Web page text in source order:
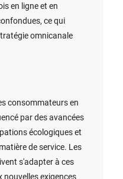
en ligne et en
ce qui
omnicanale
consommateurs en
par des avancées
écologiques et
de service. Les
s'adapter à ces
exigences